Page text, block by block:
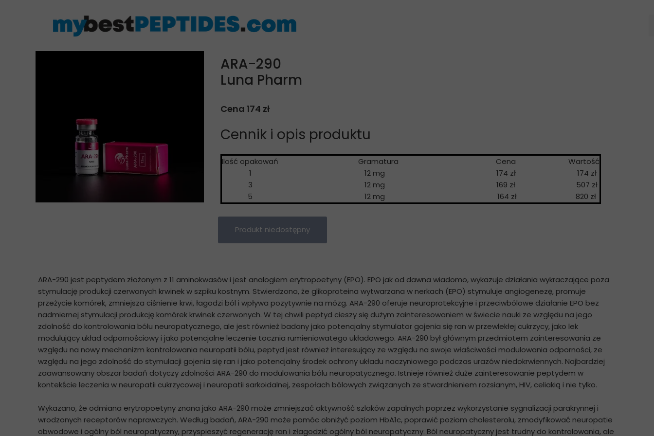
ARA-290
Luna Pharm
Cena 174 zł
Cennik i opis produktu
Ilość opakowań Gramatura Cena Wartość
1
12 mg 174 zł
174 zł
3
12 mg 169 zł
507 zł
5
12 mg 164 zł 820 zł
Produkt niedostępny
ARA-290 jest peptydem złożonym z 11 aminokwasów i jest analogiem erytropoetyny (EPO). EPO jak od dawna wiadomo, wykazuje działania wykraczające poza
stymulację produkcji czerwonych krwinek w szpiku kostnym. Stwierdzono, że glikoproteina wytwarzana w nerkach (EPO) stymuluje angiogenezę, promuje
przeżycie komórek, zmniejsza ciśnienie krwi, łagodzi ból i wpływa pozytywnie na mózg. ARA-290 oferuje neuroprotekcyjne i przeciwbólowe działanie EPO bez
nadmiernej stymulacji produkcję komórek krwinek czerwonych. W tej chwili peptyd cieszy się dużym zainteresowaniem w świecie nauki ze względu na jego
zdolność do kontrolowania bólu neuropatycznego, ale jest również badany jako potencjalny stymulator gojenia się ran w przewlekłej cukrzycy, jako lek
modulujący układ odpornościowy i jako potencjalne leczenie tocznia rumieniowatego układowego. ARA-290 był głównym przedmiotem zainteresowania ze
względu na nowy mechanizm kontrolowania neuropatii bólu, peptyd jest również interesujący ze względu na swoje właściwości modulowania odporności, ze
względu na jego zdolność do stymulacji gojenia się ran i jako potencjalny środek ochrony układu naczyniowego podczas urazów niedokrwiennych. Najbardziej
zaawansowany obszar badań dotyczy zdolności ARA-290 do modulowania bólu neuropatycznego. Istnieje również duże zainteresowanie peptydem w
kontekście leczenia w neuropatii cukrzycowej i neuropatii sarkoidalnej, zespołach bólowych związanych ze stwardnieniem rozsianym, HIV, celiakią i nie tylko.
Wykazano, że odmiana erytropoetyny znana jako ARA-290 może zmniejszać aktywność szlaków zapalnych poprzez wykorzystanie sygnalizacji parakrynnej i
wrodzonych receptorów naprawczych. Według badań, ARA-290 może pomóc obniżyć poziom HbA1c, poprawić poziom cholesterolu, zmodyfikować neuropatie
obwodowe i ogólny ból neuropatyczny, przyspieszyć regenerację ran i złagodzić ogólny ból neuropatyczny. Ból neuropatyczny jest trudny do kontrolowania, ale